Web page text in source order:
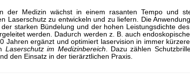
der Medizin wächst in einem rasanten Tempo und
Laserschutz zu entwickeln und zu liefern. Die
starken Bündelung und der hohen Leistungsdichte
werden. Dadurch werden z. B. auch
Jahren ergänzt und optimiert laservision in immer
Laserschutz im Medizinbereich . Dazu zählen
den Einsatz in der tierärztlichen Praxis.